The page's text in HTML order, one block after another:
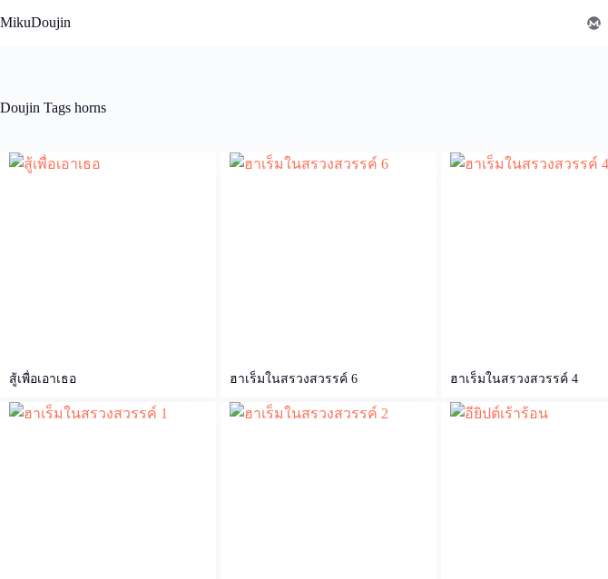
to
MikuDoujin
Doujin Tags horns
สู้เพื่อเอาเธอ ฮาเร็มในสรวงสวรรค์ 6 ฮาเร็มในสรวงสวรรค์ 4